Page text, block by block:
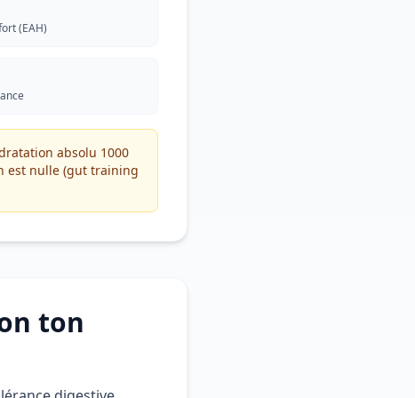
(EAH)
absolu 1000
est nulle (gut training
ton